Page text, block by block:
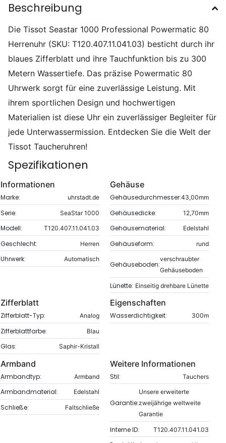
Beschreibung
Die Tissot Seastar 1000 Professional Powermatic 80
Herrenuhr (SKU: T120.407.11.041.03) besticht durch ihr
blaues Zifferblatt und ihre Tauchfunktion bis zu 300
Metern Wassertiefe. Das präzise Powermatic 80
Uhrwerk sorgt für eine zuverlässige Leistung. Mit
ihrem sportlichen Design und hochwertigen
Materialien ist diese Uhr ein zuverlässiger Begleiter für
jede Unterwassermission. Entdecken Sie die Welt der
Tissot Taucheruhren!
Spezifikationen
Informationen
Marke: uhrstadt.de
Serie: SeaStar 1000
Modell: T120.407.11.041.03
Geschlecht: Herren
Uhrwerk: Automatisch
Gehäuse
Gehäusedurchmesser:43,00mm
Gehäusedicke: 12,70mm
Gehäusematerial: Edelstahl
Gehäuseform: rund
Gehäuseboden:
verschraubter
Gehäuseboden
Lünette: Einseitig drehbare Lünette
Zifferblatt
Zifferblatt-Typ: Analog
Zifferblattfarbe: Blau
Glas: Saphir-Kristall
Eigenschaften
Wasserdichtigkeit: 300m
Armband
Armbandtyp: Armband
Armbandmaterial: Edelstahl
Schließe: Faltschließe
Weitere Informationen
Stil: Tauchers
Garantie:
Unsere erweiterte
zweijährige weltweite
Garantie
Interne ID: T120.407.11.041.03